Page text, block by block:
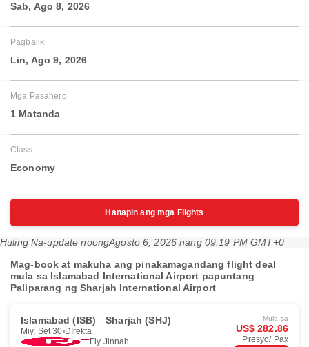
Sab, Ago 8, 2026
Pagbalik
Lin, Ago 9, 2026
Mga Pasahero
1 Matanda
Class
Economy
Hanapin ang mga Flights
Huling Na-update noongAgosto 6, 2026 nang 09:19 PM GMT+0
Mag-book at makuha ang pinakamagandang flight deal
mula sa Islamabad International Airport papuntang
Paliparang ng Sharjah International Airport
Islamabad (ISB) Sharjah (SHJ)
Miy, Set 30 DIrekta
Fly Jinnah
Mula sa
US$ 282.86
Presyo/ Pax